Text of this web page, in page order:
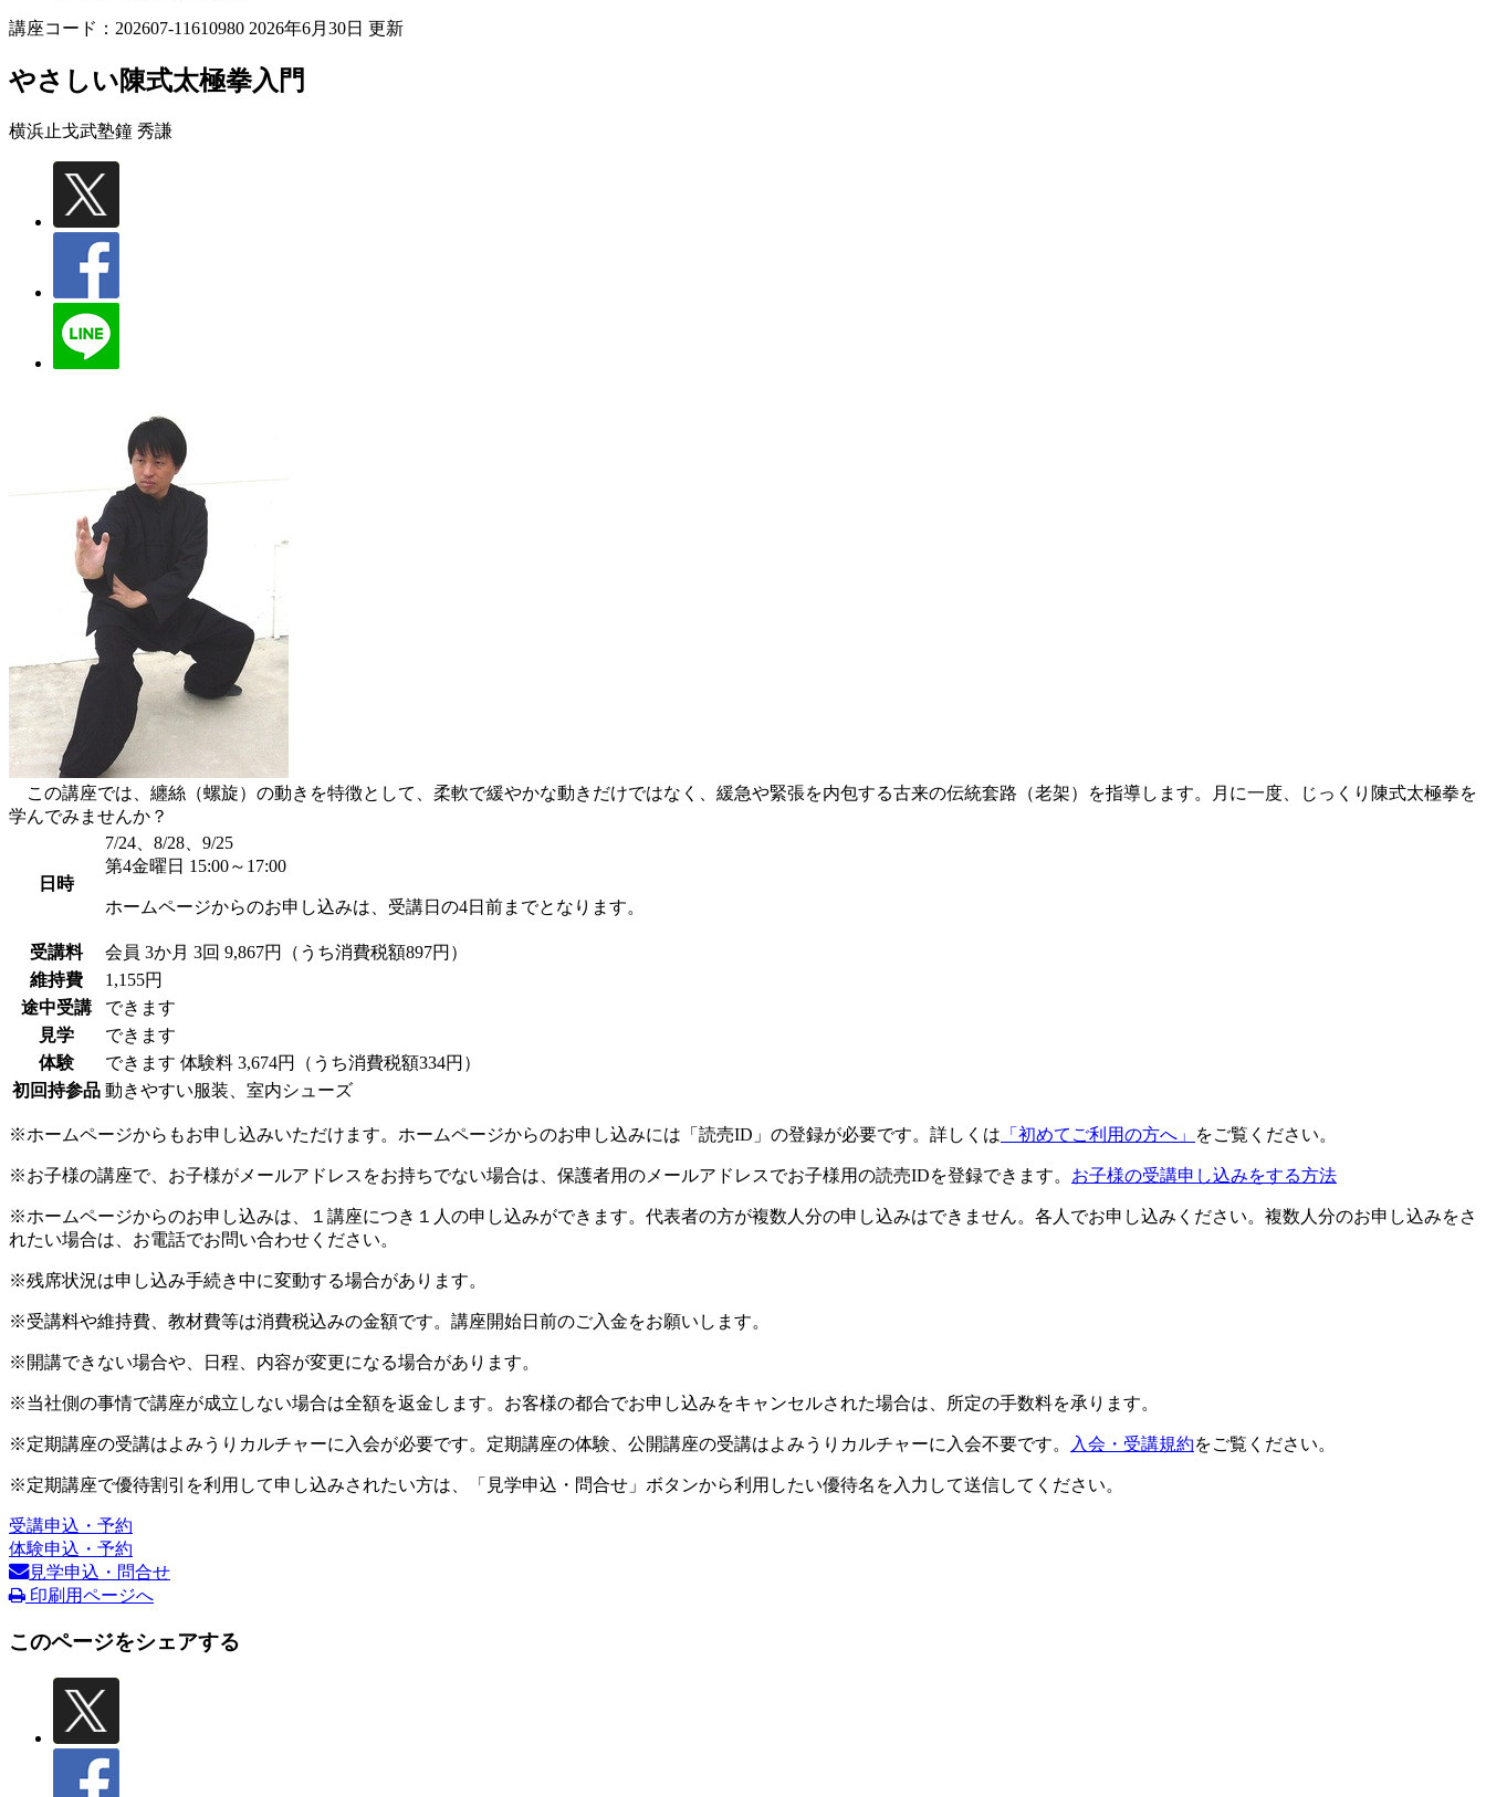
講座コード：202607-11610980 2026年6月30日 更新
やさしい陳式太極拳入門
横浜止戈武塾鐘 秀謙
この講座では、纏絲（螺旋）の動きを特徴として、柔軟で緩やかな動きだけではなく、緩急や緊張を内包する古来の伝統套路（老架）を指導します。月に一度、じっくり陳式太極拳を
学んでみませんか？
日時
7/24、8/28、9/25
第4金曜日 15:00～17:00
ホームページからのお申し込みは、受講日の4日前までとなります。
受講料 会員 3か月 3回 9,867円（うち消費税額897円）
維持費
1,155円
途中受講
できます
見学
できます
体験
できます 体験料 3,674円（うち消費税額334円）
初回持参品 動きやすい服装、室内シューズ
※ホームページからもお申し込みいただけます。ホームページからのお申し込みには「読売ID」の登録が必要です。詳しくは 「初めてご利用の方へ」 をご覧ください。
※お子様の講座で、お子様がメールアドレスをお持ちでない場合は、保護者用のメールアドレスでお子様用の読売IDを登録できます。 お子様の受講申し込みをする方法
※ホームページからのお申し込みは、１講座につき１人の申し込みができます。代表者の方が複数人分の申し込みはできません。各人でお申し込みください。複数人分のお申し込みをさ
れたい場合は、お電話でお問い合わせください。
※残席状況は申し込み手続き中に変動する場合があります。
※受講料や維持費、教材費等は消費税込みの金額です。講座開始日前のご入金をお願いします。
※開講できない場合や、日程、内容が変更になる場合があります。
※当社側の事情で講座が成立しない場合は全額を返金します。お客様の都合でお申し込みをキャンセルされた場合は、所定の手数料を承ります。
※定期講座の受講はよみうりカルチャーに入会が必要です。定期講座の体験、公開講座の受講はよみうりカルチャーに入会不要です。 入会・受講規約をご覧ください。
※定期講座で優待割引を利用して申し込みされたい方は、「見学申込・問合せ」ボタンから利用したい優待名を入力して送信してください。
受講申込・予約
体験申込・予約
見学申込・問合せ
印刷用ページへ
このページをシェアする